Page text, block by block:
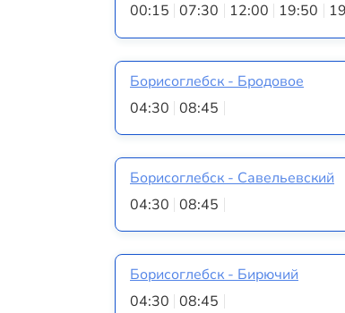
00:15 07:30 12:00 19:50
Борисоглебск - Бродовое
04:30 08:45
Борисоглебск - Савельевский
04:30 08:45
Борисоглебск - Бирючий
04:30 08:45